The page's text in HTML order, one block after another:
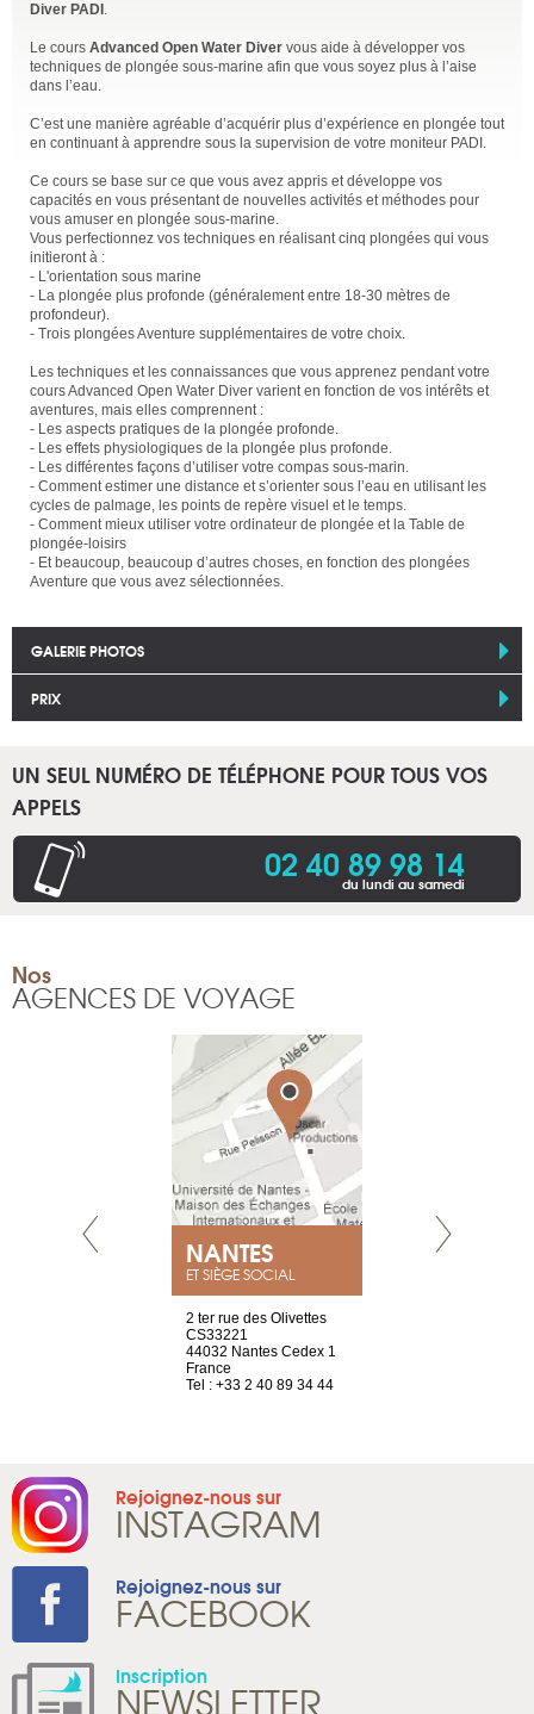
Diver PADI .
Le cours Advanced Open Water Diver vous aide à développer vos
techniques de plongée sous-marine afin que vous soyez plus à l’aise
dans l’eau.
C’est une manière agréable d’acquérir plus d’expérience en plongée tout
en continuant à apprendre sous la supervision de votre moniteur PADI.
Ce cours se base sur ce que vous avez appris et développe vos
capacités en vous présentant de nouvelles activités et méthodes pour
vous amuser en plongée sous-marine.
Vous perfectionnez vos techniques en réalisant cinq plongées qui vous
initieront à :
- L'orientation sous marine
- La plongée plus profonde (généralement entre 18-30 mètres de
profondeur).
- Trois plongées Aventure supplémentaires de votre choix.
Les techniques et les connaissances que vous apprenez pendant votre
cours Advanced Open Water Diver varient en fonction de vos intérêts et
aventures, mais elles comprennent :
- Les aspects pratiques de la plongée profonde.
- Les effets physiologiques de la plongée plus profonde.
- Les différentes façons d’utiliser votre compas sous-marin.
- Comment estimer une distance et s’orienter sous l’eau en utilisant les
cycles de palmage, les points de repère visuel et le temps.
- Comment mieux utiliser votre ordinateur de plongée et la Table de
plongée-loisirs
- Et beaucoup, beaucoup d’autres choses, en fonction des plongées
Aventure que vous avez sélectionnées.
GALERIE PHOTOS
PRIX
UN SEUL NUMÉRO DE TÉLÉPHONE POUR TOUS VOS
APPELS
02 40 89 98 14
du lundi au samedi
Nos
AGENCES DE VOYAGE
NANTES
ET SIÈGE SOCIAL
2 ter rue des Olivettes
CS33221
44032 Nantes Cedex 1
France
Tel : +33 2 40 89 34 44
Rejoignez-nous sur
INSTAGRAM
Rejoignez-nous sur
FACEBOOK
Inscription
NEWSLETTER